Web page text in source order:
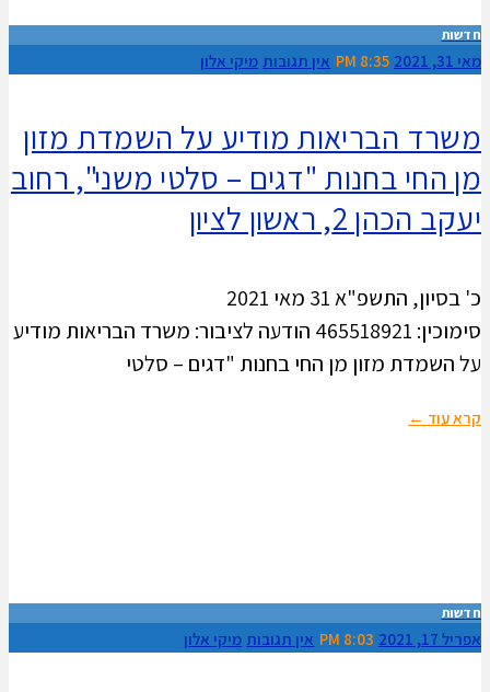
חדשות
מאי 31, 2021 8:35 PM אין תגובות מיקי אלון
משרד הבריאות מודיע על השמדת מזון
מן החי בחנות "דגים – סלטי משני", רחוב
יעקב הכהן 2, ראשון לציון
כ' בסיון, התשפ"א 31 מאי 2021
סימוכין: 465518921 הודעה לציבור: משרד הבריאות מודיע
על השמדת מזון מן החי בחנות "דגים – סלטי
קרא עוד ←
חדשות
אפריל 17, 2021 8:03 PM אין תגובות מיקי אלון